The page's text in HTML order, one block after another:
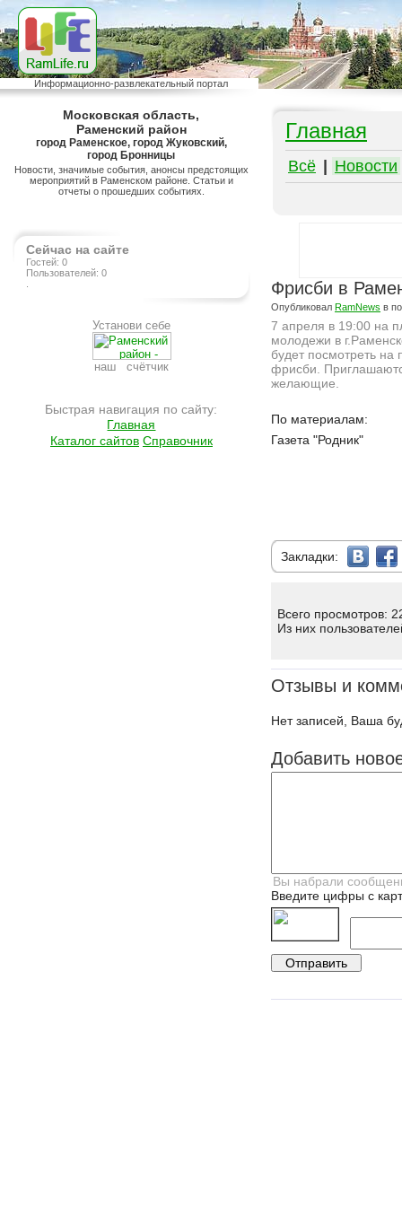
Информационно-развлекательный портал
Московская область,
Раменский район
город Раменское, город Жуковский,
город Бронницы
Новости, значимые события, анонсы предстоящих
мероприятий в Раменском районе. Статьи и
отчеты о прошедших событиях.
Сейчас на сайте
Гостей: 0
Пользователей: 0
Установи себе
наш счётчик
Быстрая навигация по сайту:
Главная
Каталог сайтов Справочник
Главная
Всё Новости
Фрисби в
Опубликовал RamNews в
7 апреля в 19:00 на
молодежи в
будет посмотреть на
фрисби.
желающие.
По материалам:
Газета "Родник"
Закладки:
Всего просмотров:
Из них
Отзывы и
Нет записей, Ваша
Добавить
Введите цифры с